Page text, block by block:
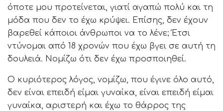
όποτε μου προτείνεται, γιατί αγαπώ πολύ και τη
μόδα που δεν το έχω κρύψει. Επίσης, δεν έχουν
βαρεθεί κάποιοι άνθρωποι να το λένε; Έτσι
ντύνομαι από 18 χρονών που έχω βγει σε αυτή τη
δουλειά. Νομίζω ότι δεν έχω προσποιηθεί.
Ο κυριότερος λόγος, νομίζω, που έγινε όλο αυτό,
δεν είναι επειδή είμαι γυναίκα, είναι επειδή είμαι
γυναίκα, αριστερή και έχω το θάρρος της